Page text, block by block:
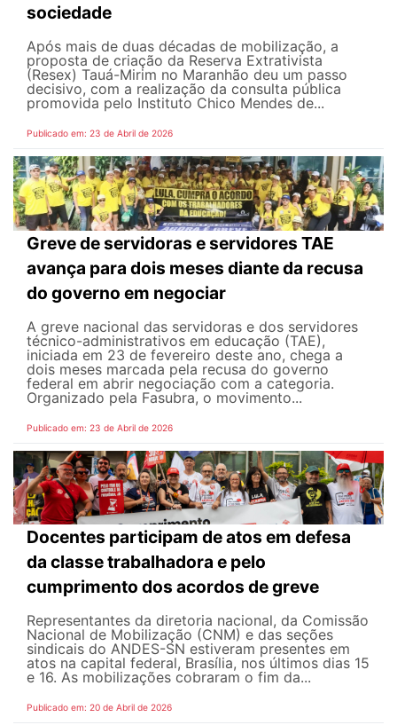
sociedade
Após mais de duas décadas de mobilização, a
proposta de criação da Reserva Extrativista
(Resex) Tauá-Mirim no Maranhão deu um passo
decisivo, com a realização da consulta pública
promovida pelo Instituto Chico Mendes de...
Publicado em: 23 de Abril de 2026
Greve de servidoras e servidores TAE
avança para dois meses diante da recusa
do governo em negociar
A greve nacional das servidoras e dos servidores
técnico-administrativos em educação (TAE),
iniciada em 23 de fevereiro deste ano, chega a
dois meses marcada pela recusa do governo
federal em abrir negociação com a categoria.
Organizado pela Fasubra, o movimento...
Publicado em: 23 de Abril de 2026
Docentes participam de atos em defesa
da classe trabalhadora e pelo
cumprimento dos acordos de greve
Representantes da diretoria nacional, da Comissão
Nacional de Mobilização (CNM) e das seções
sindicais do ANDES-SN estiveram presentes em
atos na capital federal, Brasília, nos últimos dias 15
e 16. As mobilizações cobraram o fim da...
Publicado em: 20 de Abril de 2026